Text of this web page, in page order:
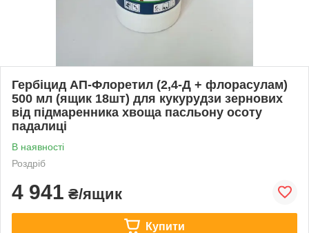
Гербіцид АП-Флоретил (2,4-Д + флорасулам)
500 мл (ящик 18шт) для кукурудзи зернових
від підмаренника хвоща пасльону осоту
падалиці
В наявності
Роздріб
4 941 ₴/ящик
Купити